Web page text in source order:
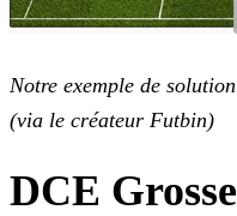
Notre exemple de
(via le créateur Futbin)
DCE